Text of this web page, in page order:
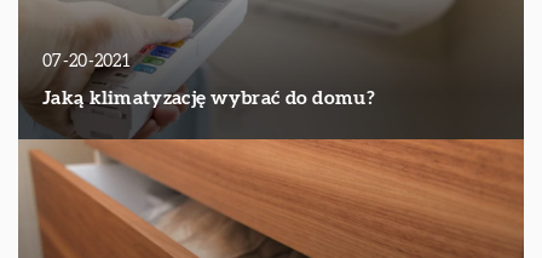
07-20-2021
Jaką klimatyzację wybrać do domu?